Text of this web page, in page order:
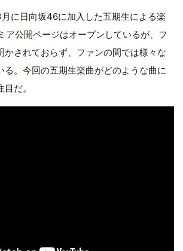
月に日向坂46に加入した五期生による楽
ア公開ページはオープンしているが、フ
かされておらず、ファンの間では様々な
る。今回の五期生楽曲がどのような曲に
だ。